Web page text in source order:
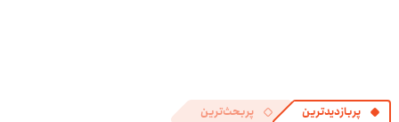
پربازدیدترین پربحث‌ترین